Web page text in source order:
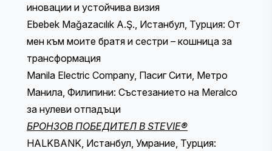
иновации и устойчива визия
Ebebek Mağazacılık A.Ş., Истанбул, Турция: От
мен към моите братя и сестри – кошница за
трансформация
Manila Electric Company, Пасиг Сити, Метро
Манила, Филипини: Състезанието на Meralco
за нулеви отпадъци
БРОНЗОВ ПОБЕДИТЕЛ В STEVIE®
HALKBANK, Истанбул, Умрание, Турция: